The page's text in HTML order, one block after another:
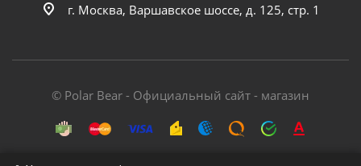
г. Москва, Варшавское шоссе, д. 125, стр. 1
© Polar Bear - Официальный сайт - магазин